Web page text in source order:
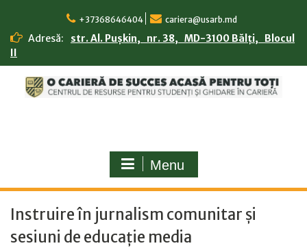
content
+37368646404 cariera@usarb.md
Adresă:
str. Al. Pușkin, nr. 38, MD-3100 Bălți, Blocul
II
Menu
Instruire în jurnalism comunitar și
sesiuni de educație media